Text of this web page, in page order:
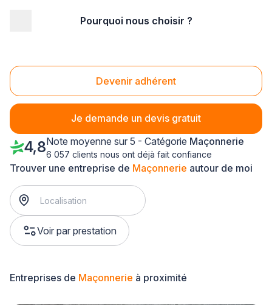
Pourquoi nous choisir ?
Devenir adhérent
Je demande un devis gratuit
Maçonnerie Saint-Brieuc (22000)
Trouver une entreprise de Maçonnerie autour de moi
Voir par prestation
4,8Note moyenne sur 5 - Catégorie Maçonnerie
6 057 clients nous ont déjà fait confiance
Entreprises de Maçonnerie à proximité